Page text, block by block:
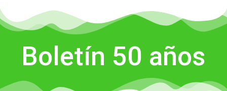
Boletín 50 años